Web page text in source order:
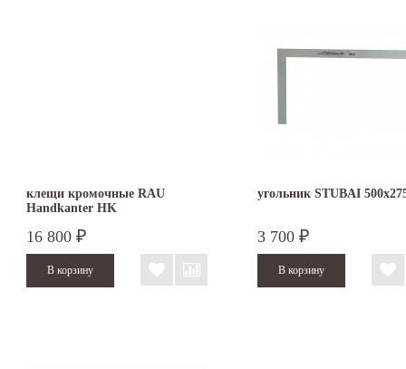
клещи кромочные RAU
Handkanter HK
16 800 ₽
угольник STUBAI
3 700 ₽